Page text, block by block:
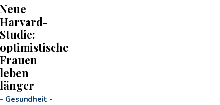
Neue
Harvard-
Studie:
optimistische
Frauen
leben
länger
- Gesundheit -